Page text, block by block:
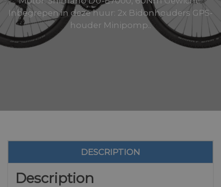
Inbegrepen in deze huur: 2x Bidonhouders GPS-
houder Minipomp..
DESCRIPTION
Description